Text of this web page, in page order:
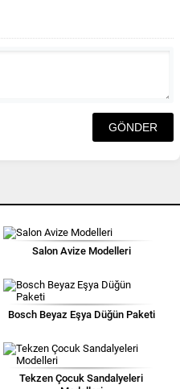
Salon Avize Modelleri
Bosch Beyaz Eşya Düğün Paketi
Tekzen Çocuk Sandalyeleri